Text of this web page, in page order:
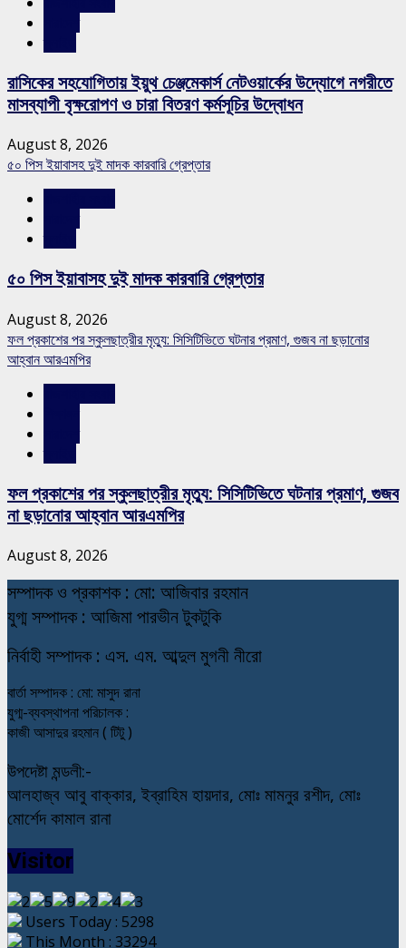
রাসিকের সহযোগিতায় ইয়ুথ চেঞ্জমেকার্স নেটওয়ার্কের উদ্যোগে নগরীতে
মাসব্যাপী বৃক্ষরোপণ ও চারা বিতরণ কর্মসূচির উদ্বোধন
August 8, 2026
৫০ পিস ইয়াবাসহ দুই মাদক কারবারি গ্রেপ্তার
৫০ পিস ইয়াবাসহ দুই মাদক কারবারি গ্রেপ্তার
August 8, 2026
ফল প্রকাশের পর স্কুলছাত্রীর মৃত্যু: সিসিটিভিতে ঘটনার প্রমাণ, গুজব না ছড়ানোর
আহ্বান আরএমপির
ফল প্রকাশের পর স্কুলছাত্রীর মৃত্যু: সিসিটিভিতে ঘটনার প্রমাণ, গুজব
না ছড়ানোর আহ্বান আরএমপির
August 8, 2026
সম্পাদক ও প্রকাশক : মো: আজিবার রহমান
যুগ্ম সম্পাদক : আজিমা পারভীন টুকটুকি
নির্বাহী সম্পাদক : এস. এম. আব্দুল মুগনী নীরো
বার্তা সম্পাদক : মো: মাসুদ রানা
যুগ্ম-ব্যবস্থাপনা পরিচালক :
কাজী আসাদুর রহমান ( টিটু )
উপদেষ্টা মন্ডলী:-
আলহাজ্ব আবু বাক্কার, ইব্রাহিম হায়দার, মোঃ মামনুর রশীদ, মোঃ
মোর্শেদ কামাল রানা
Visitor
Users Today : 5298
This Month : 33294